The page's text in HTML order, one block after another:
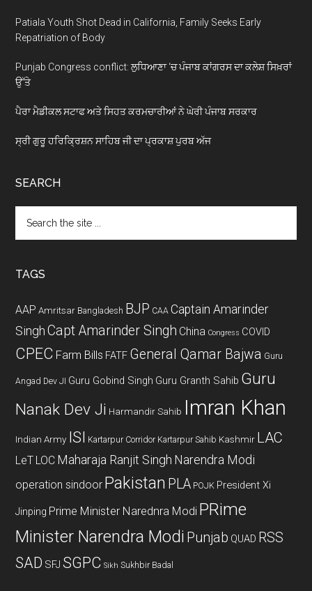
Patiala Youth Shot Dead in California, Family Seeks Early
Repatriation of Body
Punjab Congress conflict: ਲੁਧਿਆਣਾ ‘ਚ ਪੰਜਾਬ ਕਾਂਗਰਸ ਦਾ ਕਲੇਸ਼ ਸਿਖ਼ਰਾਂ
ਉੱਤੇ
ਪੈਰਾ ਮੈਡੀਕਲ ਸਟਾਫ ਅਤੇ ਸਿਹਤ ਕਰਮਚਾਰੀਆਂ ਨੇ ਘੇਰੀ ਪੰਜਾਬ ਸਰਕਾਰ
ਸ੍ਰੀ ਗੁਰੂ ਹਰਿਕ੍ਰਿਸ਼ਨ ਸਾਹਿਬ ਜੀ ਦਾ ਪ੍ਰਕਾਸ਼ ਪੁਰਬ ਅੱਜ
SEARCH
the
TAGS
AAP Amritsar Bangladesh BJP CAA Captain Amarinder
Singh Capt Amarinder Singh China Congress COVID
CPEC Farm Bills FATF General Qamar Bajwa Guru
Angad Dev JI Guru Gobind Singh Guru Granth Sahib Guru
Nanak Dev Ji Harmandir Sahib Imran Khan
Indian Army ISI Kartarpur Corridor Kartarpur Sahib Kashmir LAC
LeT LOC Maharaja Ranjit Singh Narendra Modi
operation sindoor Pakistan PLA POJK President Xi
Jinping Prime Minister Narednra Modi PRime
Minister Narendra Modi Punjab QUAD RSS
SAD SFJ SGPC Sikh Sukhbir Badal